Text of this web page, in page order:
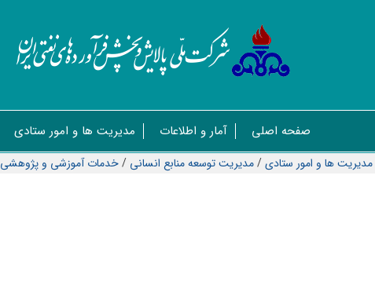
صفحه اصلی آمار و اطلاعات مدیریت ها و امور ستادی
مدیریت ها و امور ستادی/مديريت توسعه منابع انسانی /خدمات آموزشی و پژوهشی